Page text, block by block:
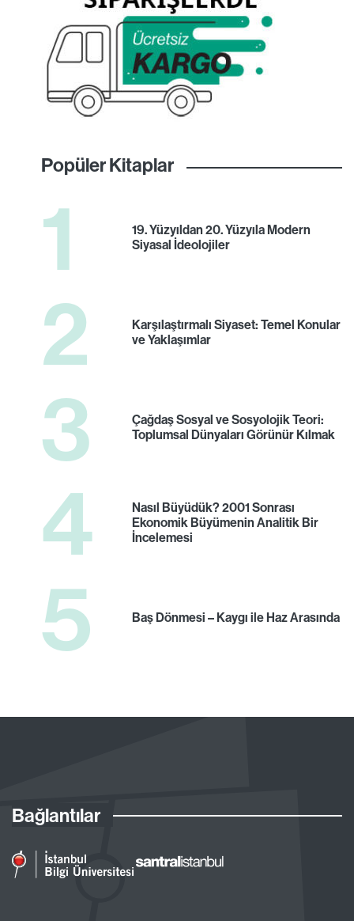
Popüler Kitaplar
1
19. Yüzyıldan 20. Yüzyıla Modern
Siyasal İdeolojiler
2
Karşılaştırmalı Siyaset: Temel Konular
ve Yaklaşımlar
3
Çağdaş Sosyal ve Sosyolojik Teori:
Toplumsal Dünyaları Görünür Kılmak
4
Nasıl Büyüdük? 2001 Sonrası
Ekonomik Büyümenin Analitik Bir
İncelemesi
5 Baş Dönmesi – Kaygı ile Haz Arasında
Bağlantılar